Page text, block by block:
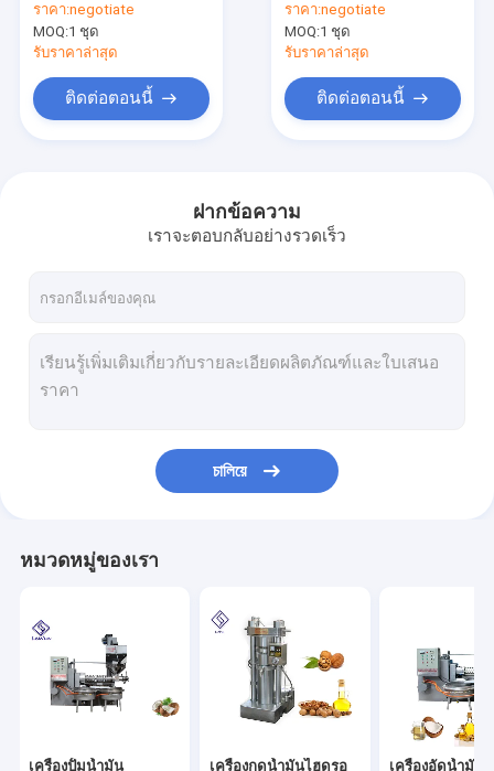
เกี่ยวกับเรา
ควบคุมคุณภาพ
ขอใบเสนอราคา
เครื่องกดน้ำมันไฮดรอลิก
เครื่องอัดน้ำมันแบบสกรู
ราคา:negotiate
MOQ:1 ชุด
รับราคาล่าสุด
ติดต่อตอนนี้
ราคา:negotiate
MOQ:1 ชุด
รับราคาล่าสุด
ติดต่อตอนนี้
ฝากข้อความ
เราจะตอบกลับอย่างรวดเร็ว
চালিয়ে
หมวดหมู่ของเรา
เครื่องปั้มน้ำมัน เครื่องกดน้ำมันไฮดรอ เครื่องอัดน้ำมัน